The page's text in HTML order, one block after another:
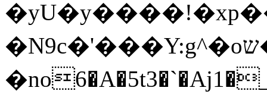
�N9c�'���Y:g^�oש�p�%���|O�&熯